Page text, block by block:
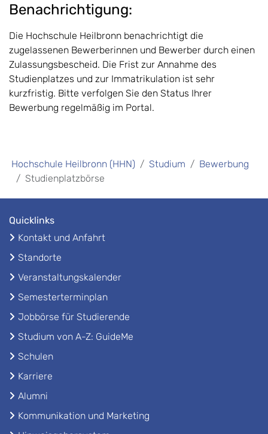
Benachrichtigung:
Die Hochschule Heilbronn benachrichtigt die
zugelassenen Bewerberinnen und Bewerber durch einen
Zulassungsbescheid. Die Frist zur Annahme des
Studienplatzes und zur Immatrikulation ist sehr
kurzfristig. Bitte verfolgen Sie den Status Ihrer
Bewerbung regelmäßig im Portal.
Hochschule Heilbronn (HHN) Studium
Bewerbung
Studienplatzbörse
Quicklinks
Kontakt und Anfahrt
Standorte
Veranstaltungskalender
Semesterterminplan
Jobbörse für Studierende
Studium von A-Z: GuideMe
Schulen
Karriere
Alumni
Kommunikation und Marketing